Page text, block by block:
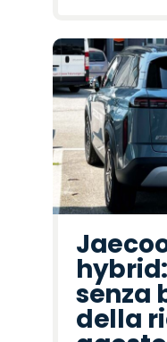
senza
della